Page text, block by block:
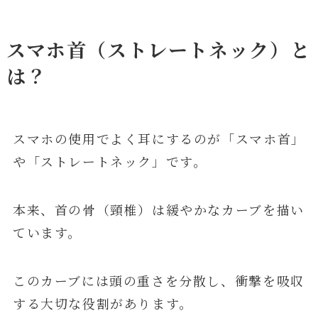
スマホ首（ストレートネック）と
は？
スマホの使用でよく耳にするのが「スマホ首」
や「ストレートネック」です。
本来、首の骨（頸椎）は緩やかなカーブを描い
ています。
このカーブには頭の重さを分散し、衝撃を吸収
する大切な役割があります。